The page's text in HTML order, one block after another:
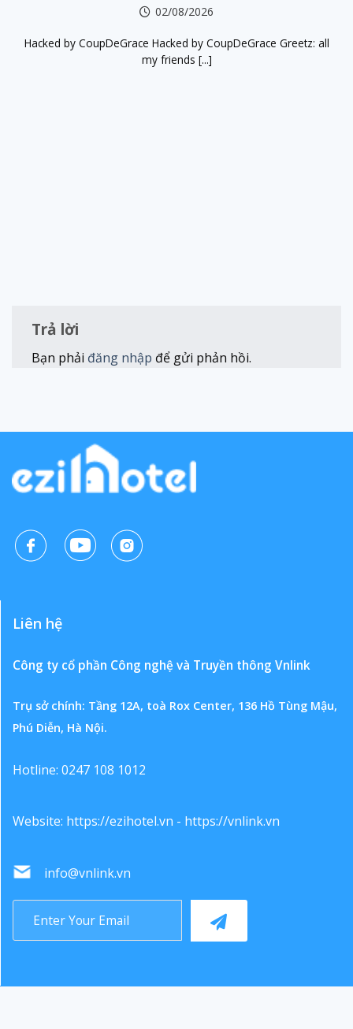
02/08/2026
Hacked by CoupDeGrace Hacked by CoupDeGrace Greetz: all
my friends [...]
Trả lời
Bạn phải đăng nhập để gửi phản hồi.
Liên hệ
Công ty cổ phần Công nghệ và Truyền thông Vnlink
Trụ sở chính: Tầng 12A, toà Rox Center, 136 Hồ Tùng Mậu,
Phú Diễn, Hà Nội.
Hotline: 0247 108 1012
Website: https://ezihotel.vn - https://vnlink.vn
info@vnlink.vn